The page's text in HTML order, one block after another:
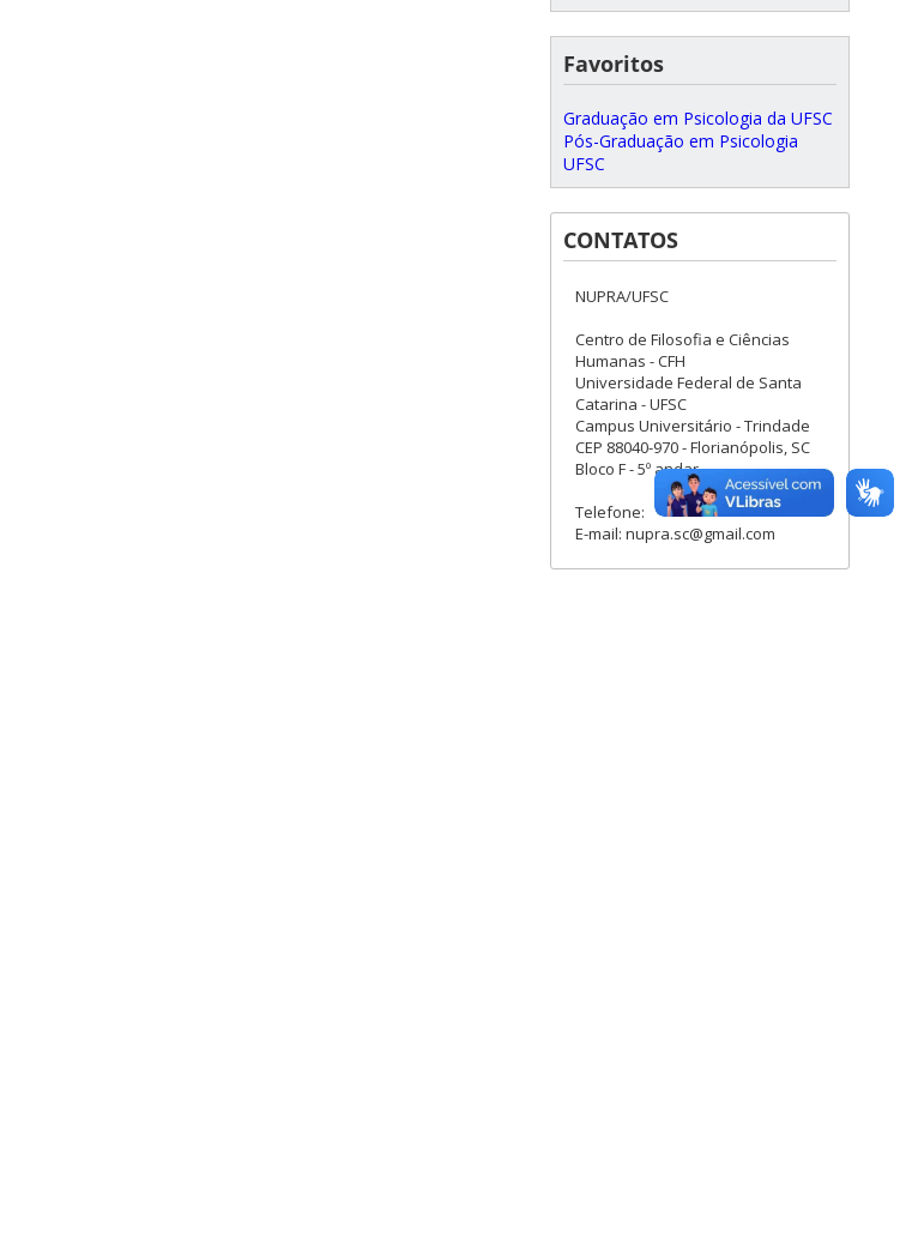
Favoritos
Graduação em Psicologia da UFSC
Pós-Graduação em Psicologia
UFSC
CONTATOS
NUPRA/UFSC
Centro de Filosofia e Ciências
Humanas - CFH
Universidade Federal de Santa
Catarina - UFSC
Campus Universitário - Trindade
CEP 88040-970 - Florianópolis, SC
Bloco F - 5º andar
Telefone:
E-mail: nupra.sc@gmail.com